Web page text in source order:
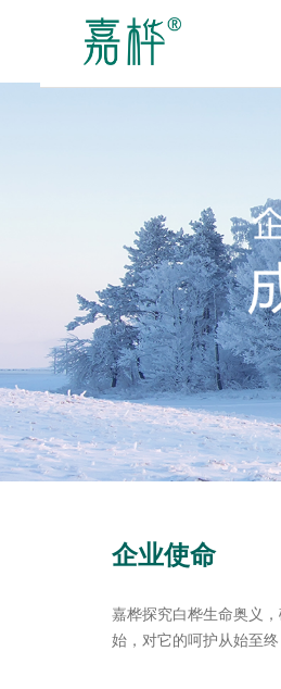
企业使命
嘉桦探究白桦生命奥义
始，对它的呵护从始至